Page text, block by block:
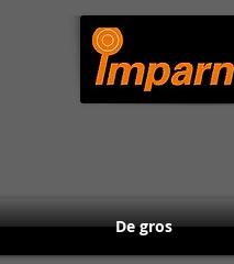
De gros